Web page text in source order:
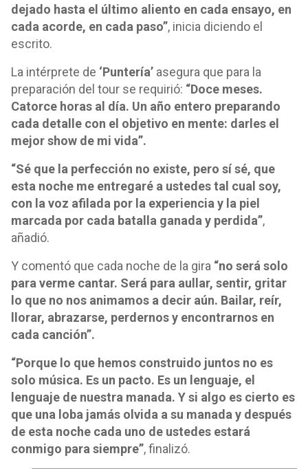
dejado hasta el último aliento en cada ensayo, en
cada acorde, en cada paso”, inicia diciendo el
escrito.
La intérprete de ‘Puntería’ asegura que para la
preparación del tour se requirió: “Doce meses.
Catorce horas al día. Un año entero preparando
cada detalle con el objetivo en mente: darles el
mejor show de mi vida”.
“Sé que la perfección no existe, pero sí sé, que
esta noche me entregaré a ustedes tal cual soy,
con la voz afilada por la experiencia y la piel
marcada por cada batalla ganada y perdida”,
añadió.
Y comentó que cada noche de la gira “no será solo
para verme cantar. Será para aullar, sentir, gritar
lo que no nos animamos a decir aún. Bailar, reír,
llorar, abrazarse, perdernos y encontrarnos en
cada canción”.
“Porque lo que hemos construido juntos no es
solo música. Es un pacto. Es un lenguaje, el
lenguaje de nuestra manada. Y si algo es cierto es
que una loba jamás olvida a su manada y después
de esta noche cada uno de ustedes estará
conmigo para siempre”, finalizó.